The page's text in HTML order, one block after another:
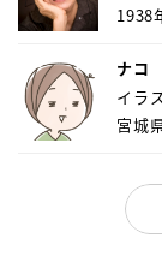
1938
ナコ
イラ
宮城